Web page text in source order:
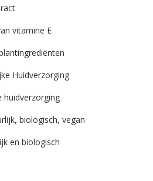
vitamine E
Huidverzorging
huidverzorging
biologisch, vegan
en biologisch